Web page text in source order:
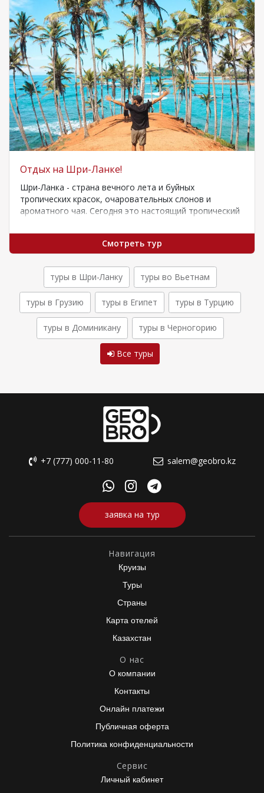
Отдых на Шри-Ланке!
Шри-Ланка - страна вечного лета и буйных
тропических красок, очаровательных слонов и
ароматного чая. Сегодня это настоящий тропический
Смотреть тур
туры в Шри-Ланку туры во Вьетнам
туры в Грузию туры в Египет туры в Турцию
туры в Доминикану туры в Черногорию
Все туры
+7 (777) 000-11-80 salem@geobro.kz
заявка на тур
Навигация
Круизы
Туры
Страны
Карта отелей
Казахстан
О нас
О компании
Контакты
Онлайн платежи
Публичная оферта
Политика конфиденциальности
Сервис
Личный кабинет